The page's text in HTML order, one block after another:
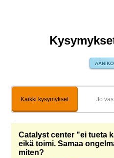
Kaikki kysymykset Jo
Catalyst center "ei tueta
eikä toimi. Samaa
miten?